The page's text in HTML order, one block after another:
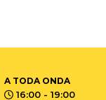
A TODA ONDA
16:00 - 19:00